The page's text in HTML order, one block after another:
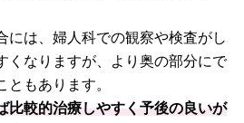
には、婦人科での観察や検査がし
くなりますが、より奥の部分にで
ともあります。
比較的治療しやすく予後の良いが